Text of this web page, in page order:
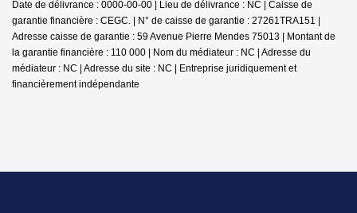
Date de délivrance : 0000-00-00 | Lieu de délivrance : NC | Caisse de
garantie financière : CEGC. | N° de caisse de garantie : 27261TRA151 |
Adresse caisse de garantie : 59 Avenue Pierre Mendes 75013 | Montant de
la garantie financière : 110 000 | Nom du médiateur : NC | Adresse du
médiateur : NC | Adresse du site : NC | Entreprise juridiquement et
financièrement indépendante